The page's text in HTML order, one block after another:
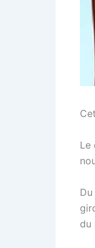
Le
du